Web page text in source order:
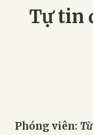
Tự tin
Phóng viên: